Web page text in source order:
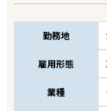
勤務地
雇用形態
業種